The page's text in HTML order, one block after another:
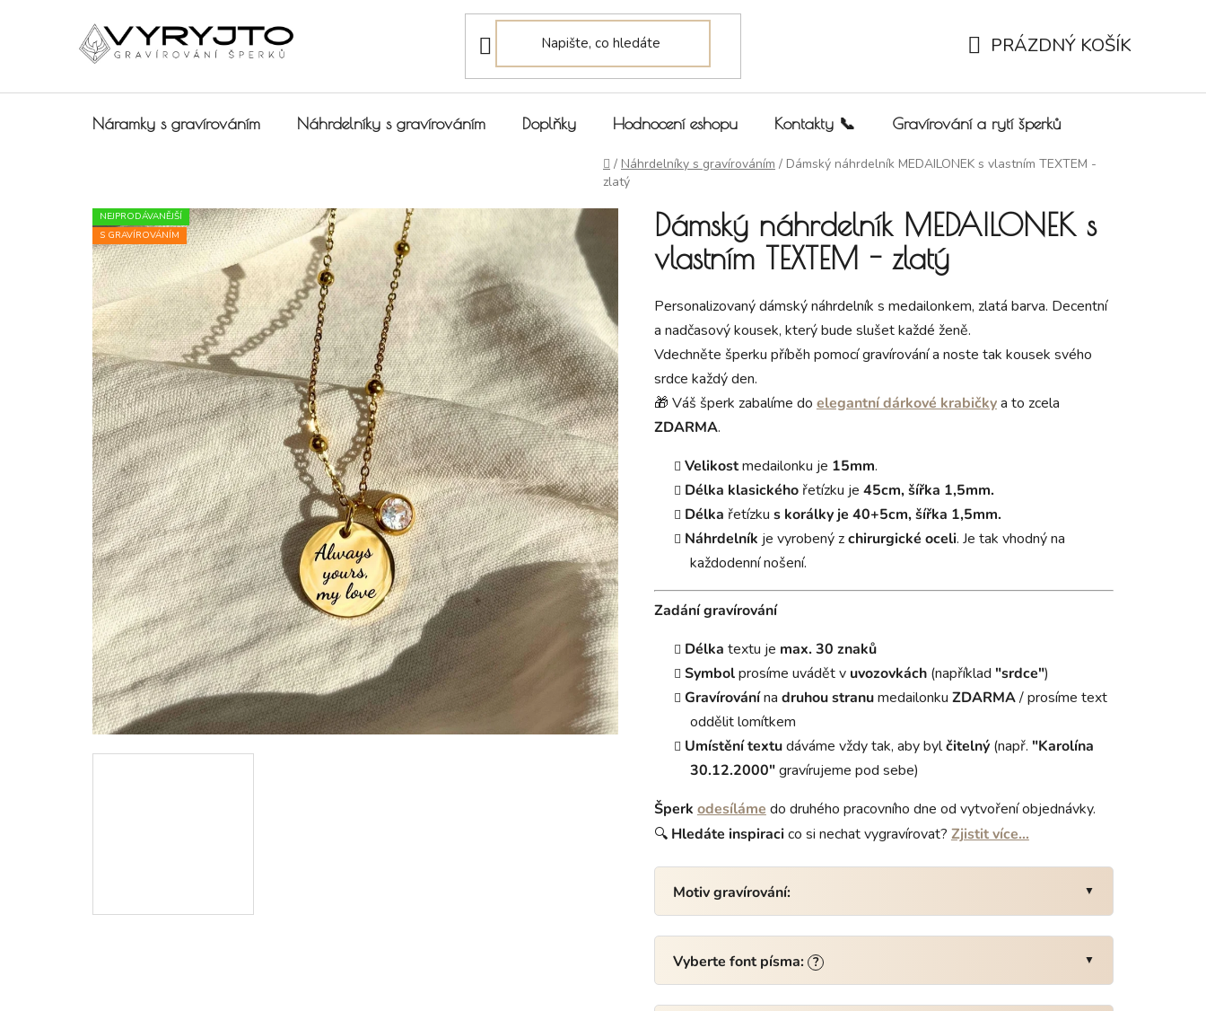
PRÁZDNÝ KOŠÍK
Náramky s gravírováním Náhrdelníky s gravírováním Doplňky Hodnocení eshopu Kontakty 📞 Gravírování a rytí šperků
Domů
/ Náhrdelníky s gravírováním / Dámský náhrdelník MEDAILONEK s vlastním TEXTEM -
zlatý
Dámský náhrdelník MEDAILONEK s
vlastním TEXTEM - zlatý
Personalizovaný dámský náhrdelník s medailonkem, zlatá barva. Decentní
a nadčasový kousek, který bude slušet každé ženě.
Vdechněte šperku příběh pomocí gravírování a noste tak kousek svého
srdce každý den.
🎁 Váš šperk zabalíme do elegantní dárkové krabičkya to zcela
ZDARMA.
Velikostmedailonku je 15mm.
Délka klasickéhořetízku je 45cm, šířka 1,5mm.
Délka řetízku s korálky je 40+5cm, šířka 1,5mm.
Náhrdelník je vyrobený zchirurgické oceli. Je tak vhodný na
každodenní nošení.
Zadání gravírování
Délka textu je max. 30 znaků
Symbolprosíme uvádět v uvozovkách (například "srdce")
Gravírovánína druhou stranumedailonku ZDARMA/ prosíme text
oddělit lomítkem
Umístění textudáváme vždy tak, aby bylčitelný (např. "Karolína
30.12.2000"gravírujeme pod sebe)
Šperk odesíláme do druhého pracovního dne od vytvoření objednávky.
🔍 Hledáte inspiracico si nechat vygravírovat? Zjistit více…
Motiv gravírování:
Vyberte font písma: ?
NEJPRODÁVANĚJŠÍ
S GRAVÍROVÁNÍM